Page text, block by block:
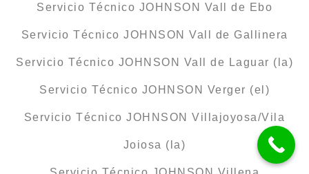
Servicio Técnico JOHNSON Vall de Ebo
Servicio Técnico JOHNSON Vall de Gallinera
Servicio Técnico JOHNSON Vall de Laguar (la)
Servicio Técnico JOHNSON Verger (el)
Servicio Técnico JOHNSON Villajoyosa/Vila
Joiosa (la)